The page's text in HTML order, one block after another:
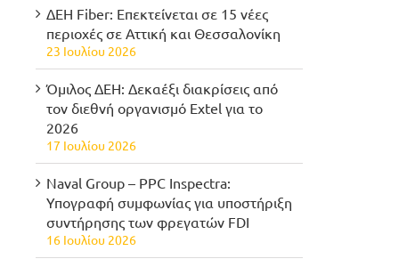
ΔΕΗ Fiber: Επεκτείνεται σε 15 νέες
περιοχές σε Αττική και Θεσσαλονίκη
23 Ιουλίου 2026
Όμιλος ΔΕΗ: Δεκαέξι διακρίσεις από
τον διεθνή οργανισμό Extel για το
2026
17 Ιουλίου 2026
Naval Group – PPC Inspectra:
Υπογραφή συμφωνίας για υποστήριξη
συντήρησης των φρεγατών FDI
16 Ιουλίου 2026